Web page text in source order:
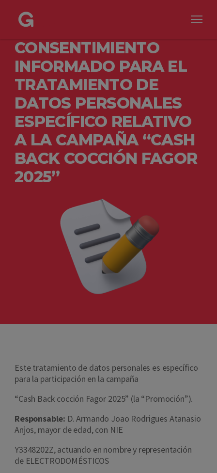
CONSENTIMIENTO
INFORMADO PARA EL
TRATAMIENTO DE
DATOS PERSONALES
ESPECÍFICO RELATIVO
A LA CAMPAÑA “CASH
BACK COCCIÓN FAGOR
2025”
Este tratamiento de datos personales es específico
para la participación en la campaña
“Cash Back cocción Fagor 2025” (la “Promoción”).
Responsable: D. Armando Joao Rodrigues Atanasio
Anjos, mayor de edad, con NIE
Y3348202Z, actuando en nombre y representación
de ELECTRODOMÉSTICOS